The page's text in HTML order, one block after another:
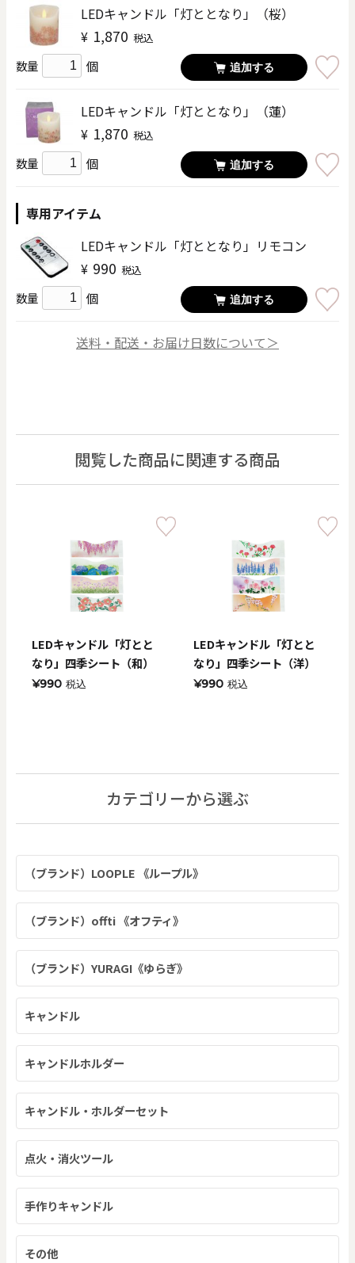
LEDキャンドル「灯ととなり」（桜）
¥ 1,870 税込
数量 個 追加する
LEDキャンドル「灯ととなり」（蓮）
¥ 1,870 税込
数量 個 追加する
専用アイテム
LEDキャンドル「灯ととなり」リモコン
¥ 990 税込
数量 個 追加する
送料・配送・お届け日数について＞
閲覧した商品に関連する商品
LEDキャンドル「灯とと
なり」四季シート（和）
¥990 税込
LEDキャンドル「灯とと
なり」四季シート（洋）
¥990 税込
カテゴリーから選ぶ
（ブランド）LOOPLE 《ループル》
（ブランド）offti 《オフティ》
（ブランド）YURAGI《ゆらぎ》
キャンドル
キャンドルホルダー
キャンドル・ホルダーセット
点火・消火ツール
手作りキャンドル
その他